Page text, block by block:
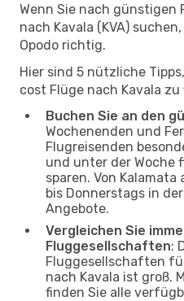
Wenn Sie nach günstigen
nach Kavala (KVA)
Opodo richtig.
Hier sind 5 nützliche
cost Flüge nach Kavala zu
Buchen Sie an den
Wochenenden und
Flugreisenden
und unter der
sparen. Von
bis Donnerstags in
Angebote.
Vergleichen Sie
Fluggesellschaften:
Fluggesellschaften
nach Kavala ist groß.
finden Sie alle